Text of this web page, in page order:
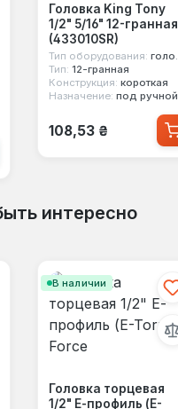
Головка King Tony
1/2" 5/16" 12-гранная
(433010SR)
Тип оборудования: головка стандартная
Тип: 12-гранная
Конструкция: короткая
Назначение: под ручной инструмент
Обычная цена:
108,53 ₴
интересно
В наличии
Головка торцевая
1/2" Е-профиль (E-